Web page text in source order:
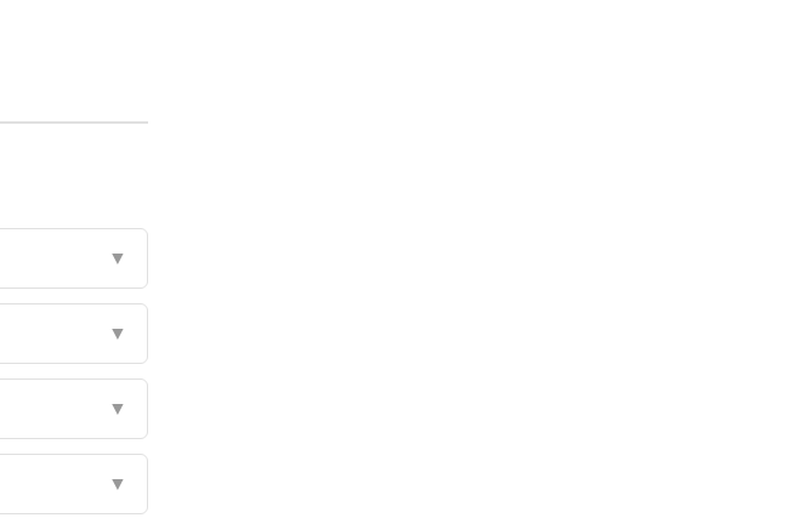
▼
▼
▼
▼